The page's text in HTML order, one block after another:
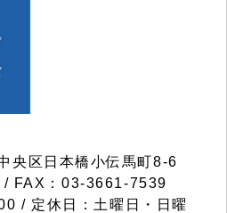
区日本橋小伝馬町8-6
FAX：03-3661-7539
/ 定休日：土曜日・日曜